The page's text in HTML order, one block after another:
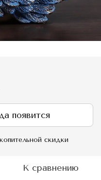
появится
скидки
К сравнению